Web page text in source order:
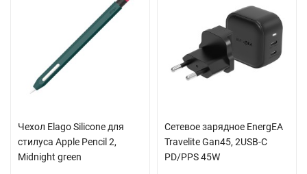
Чехол Elago Silicone для
стилуса Apple Pencil 2,
Midnight green
Сетевое зарядное EnergEA
Travelite Gan45, 2USB-C
PD/PPS 45W